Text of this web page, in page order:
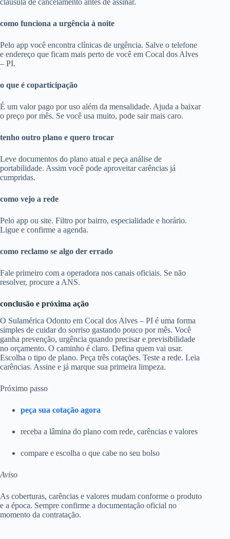
cláusula de cancelamento antes de assinar.
como funciona a urgência à noite
Pelo app você encontra clínicas de urgência. Salve o telefone
e endereço que ficam mais perto de você em Cocal dos Alves
– PI.
o que é coparticipação
É um valor pago por uso além da mensalidade. Ajuda a baixar
o preço por mês. Se você usa muito, pode sair mais caro.
tenho outro plano e quero trocar
Leve documentos do plano atual e peça análise de
portabilidade. Assim você pode aproveitar carências já
cumpridas.
como vejo a rede
Pelo app ou site. Filtro por bairro, especialidade e horário.
Ligue e confirme a agenda.
como reclamo se algo der errado
Fale primeiro com a operadora nos canais oficiais. Se não
resolver, procure a ANS.
conclusão e próxima ação
O Sulamérica Odonto em Cocal dos Alves – PI é uma forma
simples de cuidar do sorriso gastando pouco por mês. Você
ganha prevenção, urgência quando precisar e previsibilidade
no orçamento. O caminho é claro. Defina quem vai usar.
Escolha o tipo de plano. Peça três cotações. Teste a rede. Leia
carências. Assine e já marque sua primeira limpeza.
Próximo passo
peça sua cotação agora
receba a lâmina do plano com rede, carências e valores
compare e escolha o que cabe no seu bolso
Aviso
As coberturas, carências e valores mudam conforme o produto
e a época. Sempre confirme a documentação oficial no
momento da contratação.